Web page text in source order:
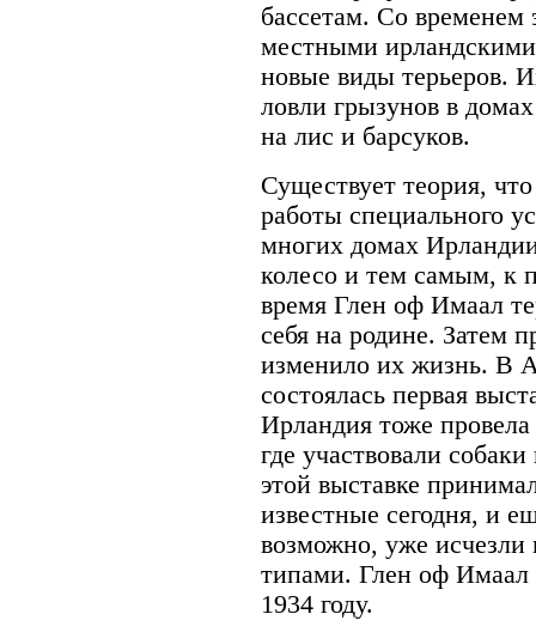
бассетам. Со временем
местными
новые виды терьеров.
ловли грызунов в
на лис и барсуков.
Существует теория,
работы специального
многих домах
колесо и тем самым, к
время Глен оф Имаал
себя на родине. Затем
изменило их жизнь. В
состоялась первая
Ирландия тоже
где участвовали
этой выставке
известные сегодня, и
возможно, уже
типами. Глен оф Имаал
1934 году.